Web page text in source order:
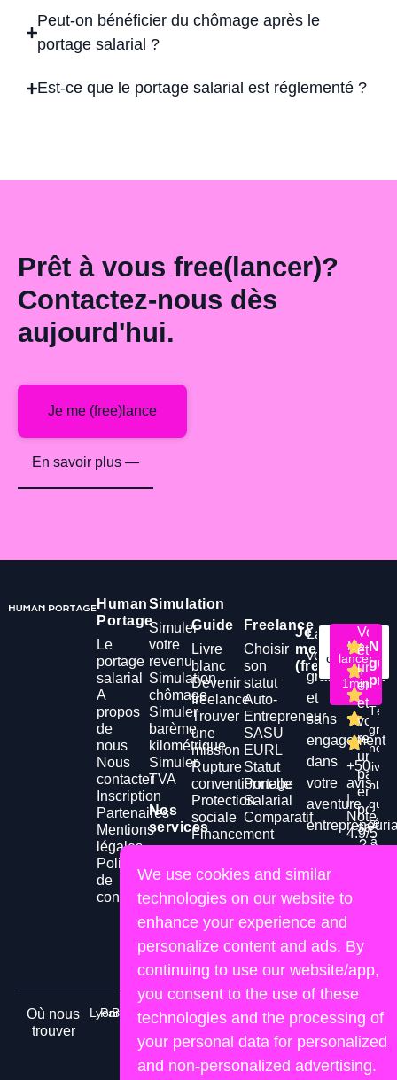
Peut-on bénéficier du chômage après le
portage salarial ?
Est-ce que le portage salarial est réglementé ?
Prêt à vous free(lancer)?
Contactez-nous dès
aujourd'hui.
Je me (free)lance
En savoir plus —
Human
Portage
Le
portage
salarial
A
propos
de
nous
Nous
contacter
Inscription
Partenaires
Mentions
légales
Politique
de
confidentialité
Simulation
Simuler
votre
revenu
Simulation
chômage
Simuler
barème
kilométrique
Simuler
TVA
Nos
services
Prévoyance
Titre
restaurant
Comité
d'entreprise
Guide
Livre
blanc
Devenir
freelance
Trouver
une
mission
Rupture
conventionnelle
Protection
sociale
Financement
FAQ
Glossaire
Blog
Les
métiers
freelance
Freelance
Choisir
son
statut
Auto-
Entrepreneur
SASU
EURL
Statut
Portage
Salarial
Comparatif
Je
me
(free)lance
Lancez-
vous
gratuitement
et
sans
engagement
dans
votre
aventure
Me
connecter
Me
lancer
en
1min
+50
avis
|
Noté
4.9/5
Vous
êtes
une
et
vous
un
en
?
notre
livre
qui
à
Où nous
trouver
Lyon
ParisBordeaux
Nice
Marseille
Nantes
Toulouse
We use cookies and similar
technologies on our website to
enhance your experience and
personalize content and ads. By
continuing to use our website/app,
you consent to the use of these
technologies and the processing of
your personal data for personalized
and non-personalized advertising.